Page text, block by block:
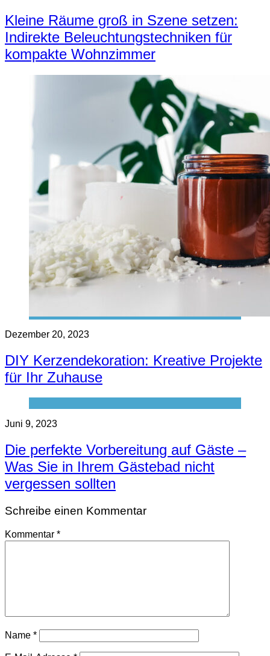
Kleine Räume groß in Szene setzen:
Indirekte Beleuchtungstechniken für
kompakte Wohnzimmer
Dezember 20, 2023
DIY Kerzendekoration: Kreative Projekte
für Ihr Zuhause
Juni 9, 2023
Die perfekte Vorbereitung auf Gäste –
Was Sie in Ihrem Gästebad nicht
vergessen sollten
Schreibe einen Kommentar
Kommentar *
Name *